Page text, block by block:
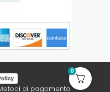
di pagamento
0